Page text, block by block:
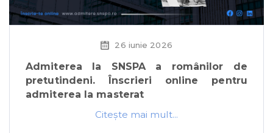
26 iunie 2026
Admiterea la SNSPA a românilor de
pretutindeni. Înscrieri online pentru
admiterea la masterat
Citeşte mai mult...